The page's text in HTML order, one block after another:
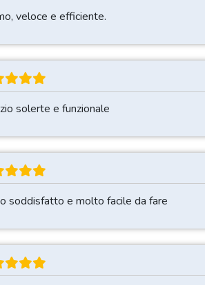
veloce e efficiente.
solerte e funzionale
soddisfatto e molto facile da fare